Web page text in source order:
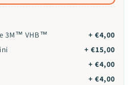
3M™ VHB™
+ €4,00
+ €15,00
+ €4,00
+ €4,00